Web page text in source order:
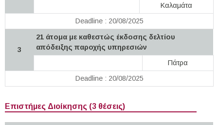
Καλαμάτα
Deadline : 20/08/2025
3
21 άτομα με καθεστώς έκδοσης δελτίου
απόδειξης παροχής υπηρεσιών
Πάτρα
Deadline : 20/08/2025
Επιστήμες Διοίκησης (3 θέσεις)